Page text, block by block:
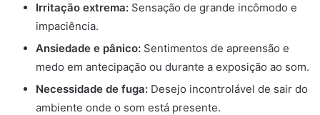
Irritação extrema: Sensação de grande incômodo e
impaciência.
Ansiedade e pânico: Sentimentos de apreensão e
medo em antecipação ou durante a exposição ao som.
Necessidade de fuga: Desejo incontrolável de sair do
ambiente onde o som está presente.